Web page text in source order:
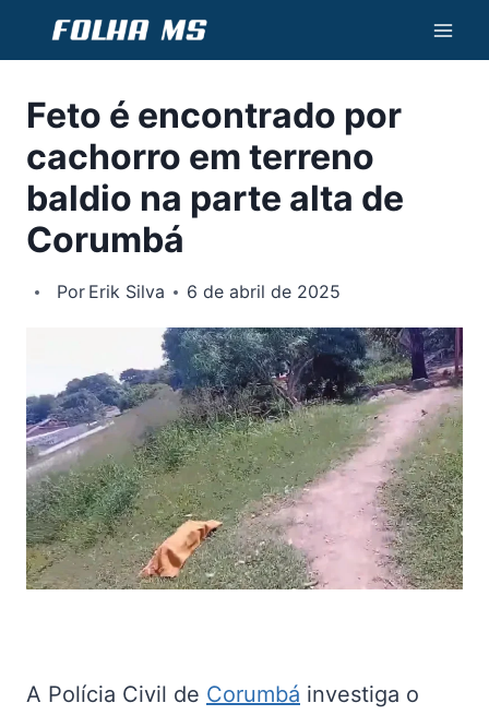
Conteúdo
Feto é encontrado por
cachorro em terreno
baldio na parte alta de
Corumbá
Por Erik Silva 6 de abril de 2025
A Polícia Civil de Corumbá investiga o